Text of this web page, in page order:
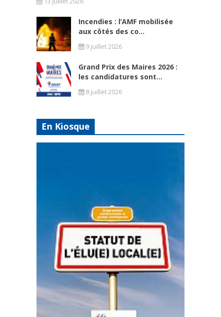
Incendies : l’AMF mobilisée
aux côtés des co...
9 juillet 2026
Grand Prix des Maires 2026 :
les candidatures sont...
8 juillet 2026
En Kiosque